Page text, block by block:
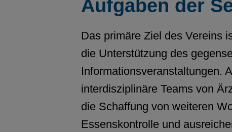
Aufgaben der
Das primäre Ziel des Vereins
die Unterstützung des
Informationsveranstaltungen.
interdisziplinäre Teams von
die Schaffung von weiteren
Essenskontrolle und